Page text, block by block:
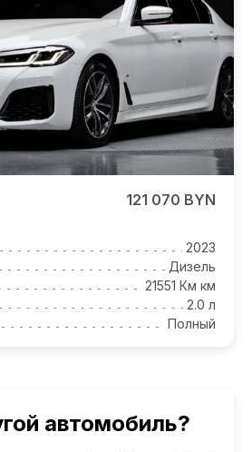
121 070 BYN
2023
Дизель
21551 Км км
2.0 л
Полный
автомобиль?